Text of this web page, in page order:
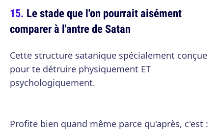
Le stade que l'on pourrait aisément
comparer à l'antre de Satan
Cette structure satanique spécialement conçue
pour te détruire physiquement ET
psychologiquement.
Profite bien quand même parce qu'après, c'est :